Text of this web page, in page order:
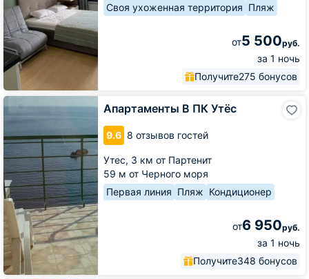
Своя ухоженная территория Пляж
от5 500руб.
за 1 ночь
Получите275 бонусов
Апартаменты В ПК Утёс
9.6 8 отзывов гостей
Утес, 3 км от Партенит
59 м от Черного моря
Первая линия Пляж Кондиционер
от6 950руб.
за 1 ночь
Получите348 бонусов
Апартаменты
Утёс